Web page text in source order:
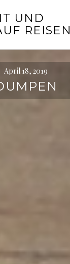
UND
REISEN
April 18, 2019